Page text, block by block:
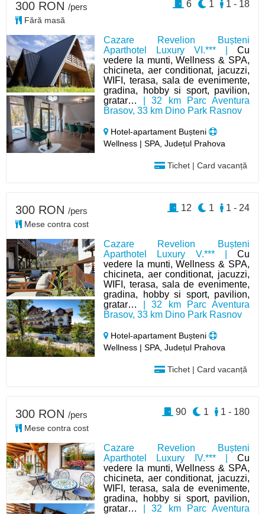
Cazare Revelion Bușteni
Aparthotel Luxury VI.*** | Cu
vedere la munti, Wellness & SPA,
chicineta, aer conditionat, jacuzzi,
WIFI, terasa, sala de evenimente,
gradina, hobby si sport, pavilion,
gratar…
| 32 km Parc Aventura
Brasov, 33 km Dino Park Rasnov
Hotel-apartament Bușteni
Wellness | SPA, Județul Prahova
Tichet | Card vacanță
300 RON /pers
Fără masă
1 - 18
1
6
Cazare Revelion Bușteni
Aparthotel Luxury V.*** | Cu
vedere la munti, Wellness & SPA,
chicineta, aer conditionat, jacuzzi,
WIFI, terasa, sala de evenimente,
gradina, hobby si sport, pavilion,
gratar…
| 32 km Parc Aventura
Brasov, 33 km Dino Park Rasnov
Hotel-apartament Bușteni
Wellness | SPA, Județul Prahova
Tichet | Card vacanță
300 RON /pers
Mese contra cost
1 - 24
1
12
Cazare Revelion Bușteni
Aparthotel Luxury IV.*** | Cu
vedere la munti, Wellness & SPA,
chicineta, aer conditionat, jacuzzi,
WIFI, terasa, sala de evenimente,
gradina, hobby si sport, pavilion,
gratar…
| 32 km Parc Aventura
300 RON /pers
Mese contra cost
1 - 180
1
90